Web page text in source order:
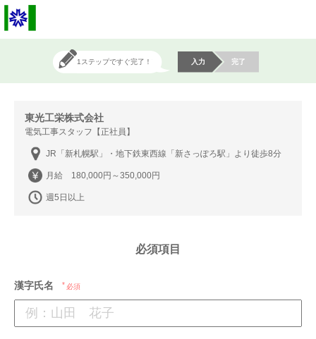
1ステップですぐ完了！ 入力 完了
東光工栄株式会社
電気工事スタッフ【正社員】
JR「新札幌駅」・地下鉄東西線「新さっぽろ駅」より徒歩8分
月給 180,000円～350,000円
週5日以上
必須項目
漢字氏名 必須